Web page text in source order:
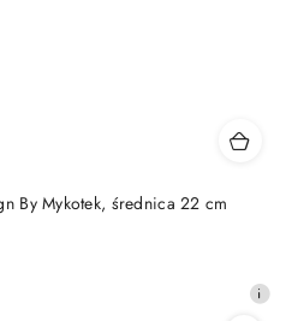
By Mykotek, średnica 22 cm